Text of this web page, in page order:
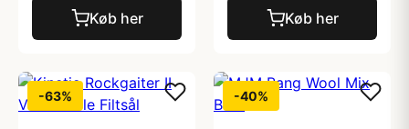
Køb her Køb her
-63% -40%